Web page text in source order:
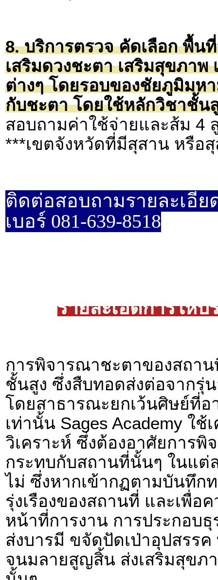
8. บริการตรวจ คัดเลือก พื้น
เสริมดวงชะตา เสริมสุขภาพ
ต่างๆ โดยรอบของชัยภูมิมห
กับชะตา โดยใช้หลักวิชาชั้น
สอบถามค่าใช้จ่ายและส้ม 4
***เขตจังหวัดที่มีสุสาน หรือ
ติดต่อสอบถามรายละเอี
เบอร์ 081-639-8518
รายละเอีดการให้บ
การพิจารณาชะตาของสถา
ชั้นสูง ซึ่งสืบทอดส่งต่อจากรุ่
โดยสาธารณะยกเว้นศิษย์ที่
เท่านั้น Sages Academy ใ
วิเคราะห์ ซึ่งต้องอาศัยการ
กระทบกับสถานที่นั้นๆ ในแต่
ไม่ ซึ่งหากเข้ากฏตามบันทึก
รุ่งเรืองของสถานที่ และเพื่อ
หน้าที่การงาน การประกอบ
ส่งบารมี ขจัดปัดเป่าอุปสรรค
จนมลายสูญสิ้น ส่งเสริมสุขภ